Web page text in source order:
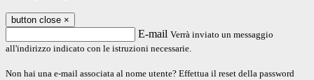
button close ×
E-mail Verrà inviato un messaggio
all'indirizzo indicato con le istruzioni necessarie.
Non hai una e-mail associata al nome utente? Effettua il reset della password